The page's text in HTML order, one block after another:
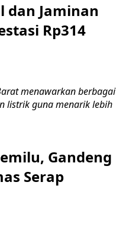
dan Jaminan
Rp314
menawarkan berbagai
listrik guna menarik lebih
Gandeng
Serap